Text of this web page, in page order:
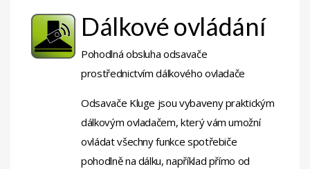
Dálkové ovládání
Pohodlná obsluha odsavače
prostřednictvím dálkového ovladače
Odsavače Kluge jsou vybaveny praktickým
dálkovým ovladačem, který vám umožní
ovládat všechny funkce spotřebiče
pohodlně na dálku, například přímo od